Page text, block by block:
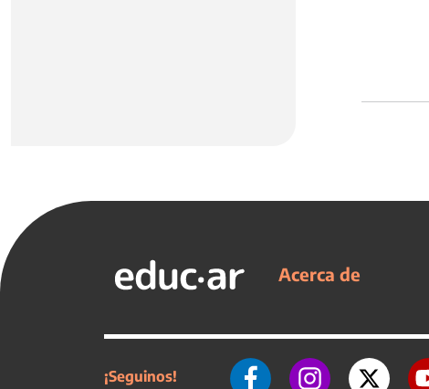
Acerca de
¡Seguinos!